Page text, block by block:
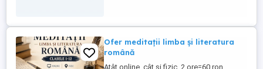
Ofer meditații limba și literatura
română
Atât online, cât și fizic, 2 ore=60 ron.